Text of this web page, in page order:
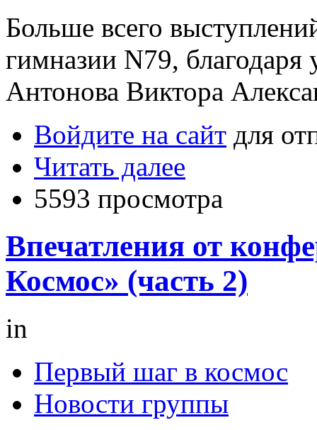
Больше всего
гимназии N79,
Антонова Виктора
Войдите на сайт для
Читать далее
5593 просмотра
Впечатления от
Космос» (часть 2)
in
Первый шаг в космос
Новости группы